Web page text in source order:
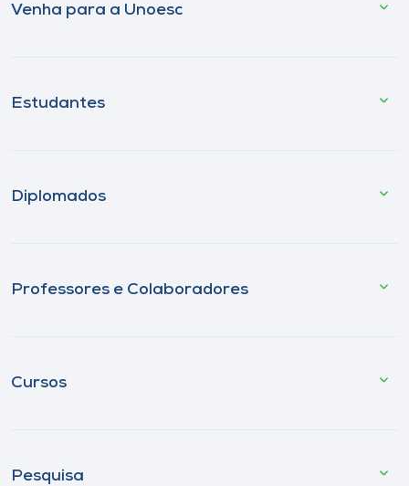
Venha para a Unoesc
Estudantes
Diplomados
Professores e Colaboradores
Cursos
Pesquisa